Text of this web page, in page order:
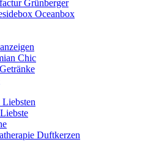
Grünberger
Oceanbox
Chic
Liebsten
Duftkerzen